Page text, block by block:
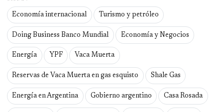
Economía internacional Turismo y petróleo
Doing Business Banco Mundial Economía y Negocios
Energía YPF Vaca Muerta
Reservas de Vaca Muerta en gas esquisto Shale Gas
Energía en Argentina Gobierno argentino Casa Rosada